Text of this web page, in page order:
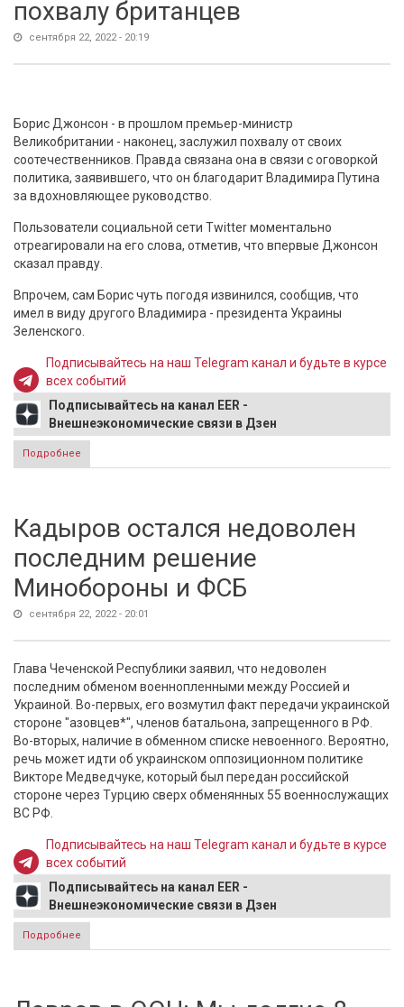
похвалу британцев
сентября 22, 2022 - 20:19
Борис Джонсон - в прошлом премьер-министр
Великобритании - наконец, заслужил похвалу от своих
соотечественников. Правда связана она в связи с оговоркой
политика, заявившего, что он благодарит Владимира Путина
за вдохновляющее руководство.
Пользователи социальной сети Twitter моментально
отреагировали на его слова, отметив, что впервые Джонсон
сказал правду.
Впрочем, сам Борис чуть погодя извинился, сообщив, что
имел в виду другого Владимира - президента Украины
Зеленского.
Подписывайтесь на наш Telegram канал и будьте в курсе
всех событий
Подписывайтесь на канал EER -
Внешнеэкономические связи в Дзен
Подробнее
похвалу британцев
Кадыров остался недоволен
последним решение
Минобороны и ФСБ
сентября 22, 2022 - 20:01
Глава Чеченской Республики заявил, что недоволен
последним обменом военнопленными между Россией и
Украиной. Во-первых, его возмутил факт передачи украинской
стороне "азовцев*", членов батальона, запрещенного в РФ.
Во-вторых, наличие в обменном списке невоенного. Вероятно,
речь может идти об украинском оппозиционном политике
Викторе Медведчуке, который был передан российской
стороне через Турцию сверх обменянных 55 военнослужащих
ВС РФ.
Подписывайтесь на наш Telegram канал и будьте в курсе
всех событий
Подписывайтесь на канал EER -
Внешнеэкономические связи в Дзен
Подробнее
Минобороны и ФСБ